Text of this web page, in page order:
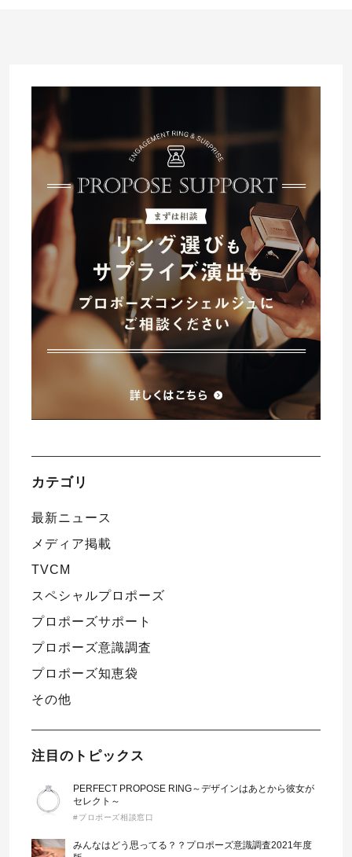
カテゴリ
最新ニュース
メディア掲載
TVCM
スペシャルプロポーズ
プロポーズサポート
プロポーズ意識調査
プロポーズ知恵袋
その他
注目のトピックス
PERFECT PROPOSE RING～デザインはあとから彼女が
セレクト～
#プロポーズ相談窓口
みんなはどう思ってる？？プロポーズ意識調査2021年度
プロポーズシチュエーション診断
婚約指輪マッチング診断
プロポーズプラン検索
プロポーズの方法
タイミング
プレゼント
場所
言葉
エピソード
I-PRIMO公式サイト
I-PRIMO公式オンラインショップ
Follow us on